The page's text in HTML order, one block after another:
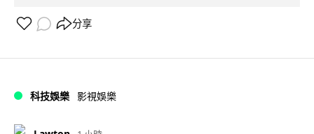
分享
科技娛樂 影視娛樂